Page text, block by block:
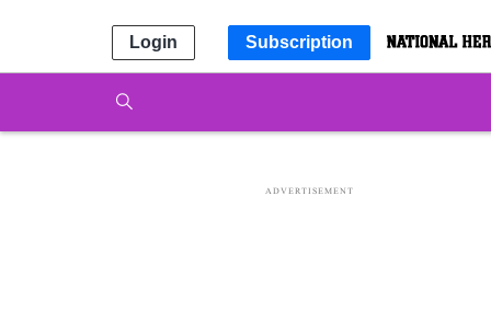
Subscription
Login
ADVERTISEMENT